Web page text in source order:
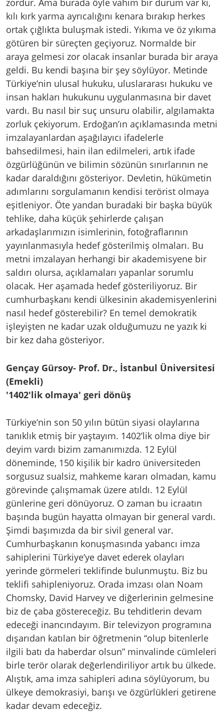
zordur. Ama burada öyle vahim bir durum var ki,
kılı kırk yarma ayrıcalığını kenara bırakıp herkes
ortak çığlıkta buluşmak istedi. Yıkıma ve öz yıkıma
götüren bir süreçten geçiyoruz. Normalde bir
araya gelmesi zor olacak insanlar burada bir araya
geldi. Bu kendi başına bir şey söylüyor. Metinde
Türkiye’nin ulusal hukuku, uluslararası hukuku ve
insan hakları hukukunu uygulanmasına bir davet
vardı. Bu nasıl bir suç unsuru olabilir, algılamakta
zorluk çekiyorum. Erdoğan’ın açıklamasında metni
imzalayanlardan aşağılayıcı ifadelerle
bahsedilmesi, hain ilan edilmeleri, artık ifade
özgürlüğünün ve bilimin sözünün sınırlarının ne
kadar daraldığını gösteriyor. Devletin, hükümetin
adımlarını sorgulamanın kendisi terörist olmaya
eşitleniyor. Öte yandan buradaki bir başka büyük
tehlike, daha küçük şehirlerde çalışan
arkadaşlarımızın isimlerinin, fotoğraflarının
yayınlanmasıyla hedef gösterilmiş olmaları. Bu
metni imzalayan herhangi bir akademisyene bir
saldırı olursa, açıklamaları yapanlar sorumlu
olacak. Her aşamada hedef gösteriliyoruz. Bir
cumhurbaşkanı kendi ülkesinin akademisyenlerini
nasıl hedef gösterebilir? En temel demokratik
işleyişten ne kadar uzak olduğumuzu ne yazık ki
bir kez daha gösteriyor.
Gençay Gürsoy- Prof. Dr., İstanbul Üniversitesi
(Emekli)
'1402'lik olmaya' geri dönüş
Türkiye’nin son 50 yılın bütün siyasi olaylarına
tanıklık etmiş bir yaştayım. 1402’lik olma diye bir
deyim vardı bizim zamanımızda. 12 Eylül
döneminde, 150 kişilik bir kadro üniversiteden
sorgusuz sualsiz, mahkeme kararı olmadan, kamu
görevinde çalışmamak üzere atıldı. 12 Eylül
günlerine geri dönüyoruz. O zaman bu icraatın
başında bugün hayatta olmayan bir general vardı.
Şimdi başımızda da bir sivil general var.
Cumhurbaşkanın konuşmasında yabancı imza
sahiplerini Türkiye’ye davet ederek olayları
yerinde görmeleri teklifinde bulunmuştu. Biz bu
teklifi sahipleniyoruz. Orada imzası olan Noam
Chomsky, David Harvey ve diğerlerinin gelmesine
biz de çaba göstereceğiz. Bu tehditlerin devam
edeceği inancındayım. Bir televizyon programına
dışarıdan katılan bir öğretmenin “olup bitenlerle
ilgili batı da haberdar olsun” minvalinde cümleleri
birle terör olarak değerlendiriliyor artık bu ülkede.
Alıştık, ama imza sahipleri adına söylüyorum, bu
ülkeye demokrasiyi, barışı ve özgürlükleri getirene
kadar devam edeceğiz.